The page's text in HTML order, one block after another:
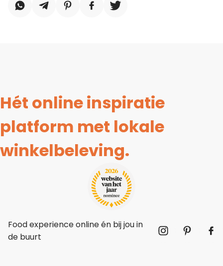
Hét online inspiratie
platform met lokale
winkelbeleving.
Food experience online én bij jou in
de buurt